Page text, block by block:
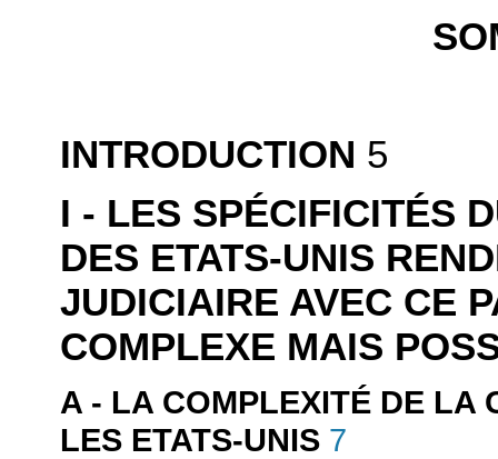
INTRODUCTION 5
I - LES SPÉCIFICITÉS
DES ETATS-UNIS
JUDICIAIRE AVEC CE
COMPLEXE MAIS
A - LA COMPLEXITÉ DE LA
LES ETATS-UNIS 7